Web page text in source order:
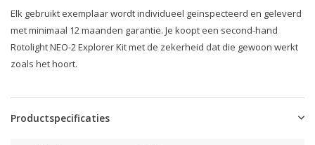
Elk gebruikt exemplaar wordt individueel geïnspecteerd en geleverd
met minimaal 12 maanden garantie. Je koopt een second-hand
Rotolight NEO-2 Explorer Kit met de zekerheid dat die gewoon werkt
zoals het hoort.
Productspecificaties